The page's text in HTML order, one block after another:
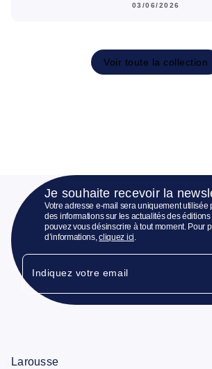
03/06/2026
Voir toute la collection
Je souhaite recevoir la
Votre adresse e-mail sera uniquement utilisée
des informations sur les actualités des
pouvez vous désinscrire à tout moment. Pour
d’informations,cliquez ici.
Indiquez votre email
Larousse